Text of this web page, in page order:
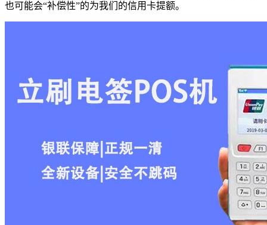
也可能会“补偿性”的为我们的信用卡提额。